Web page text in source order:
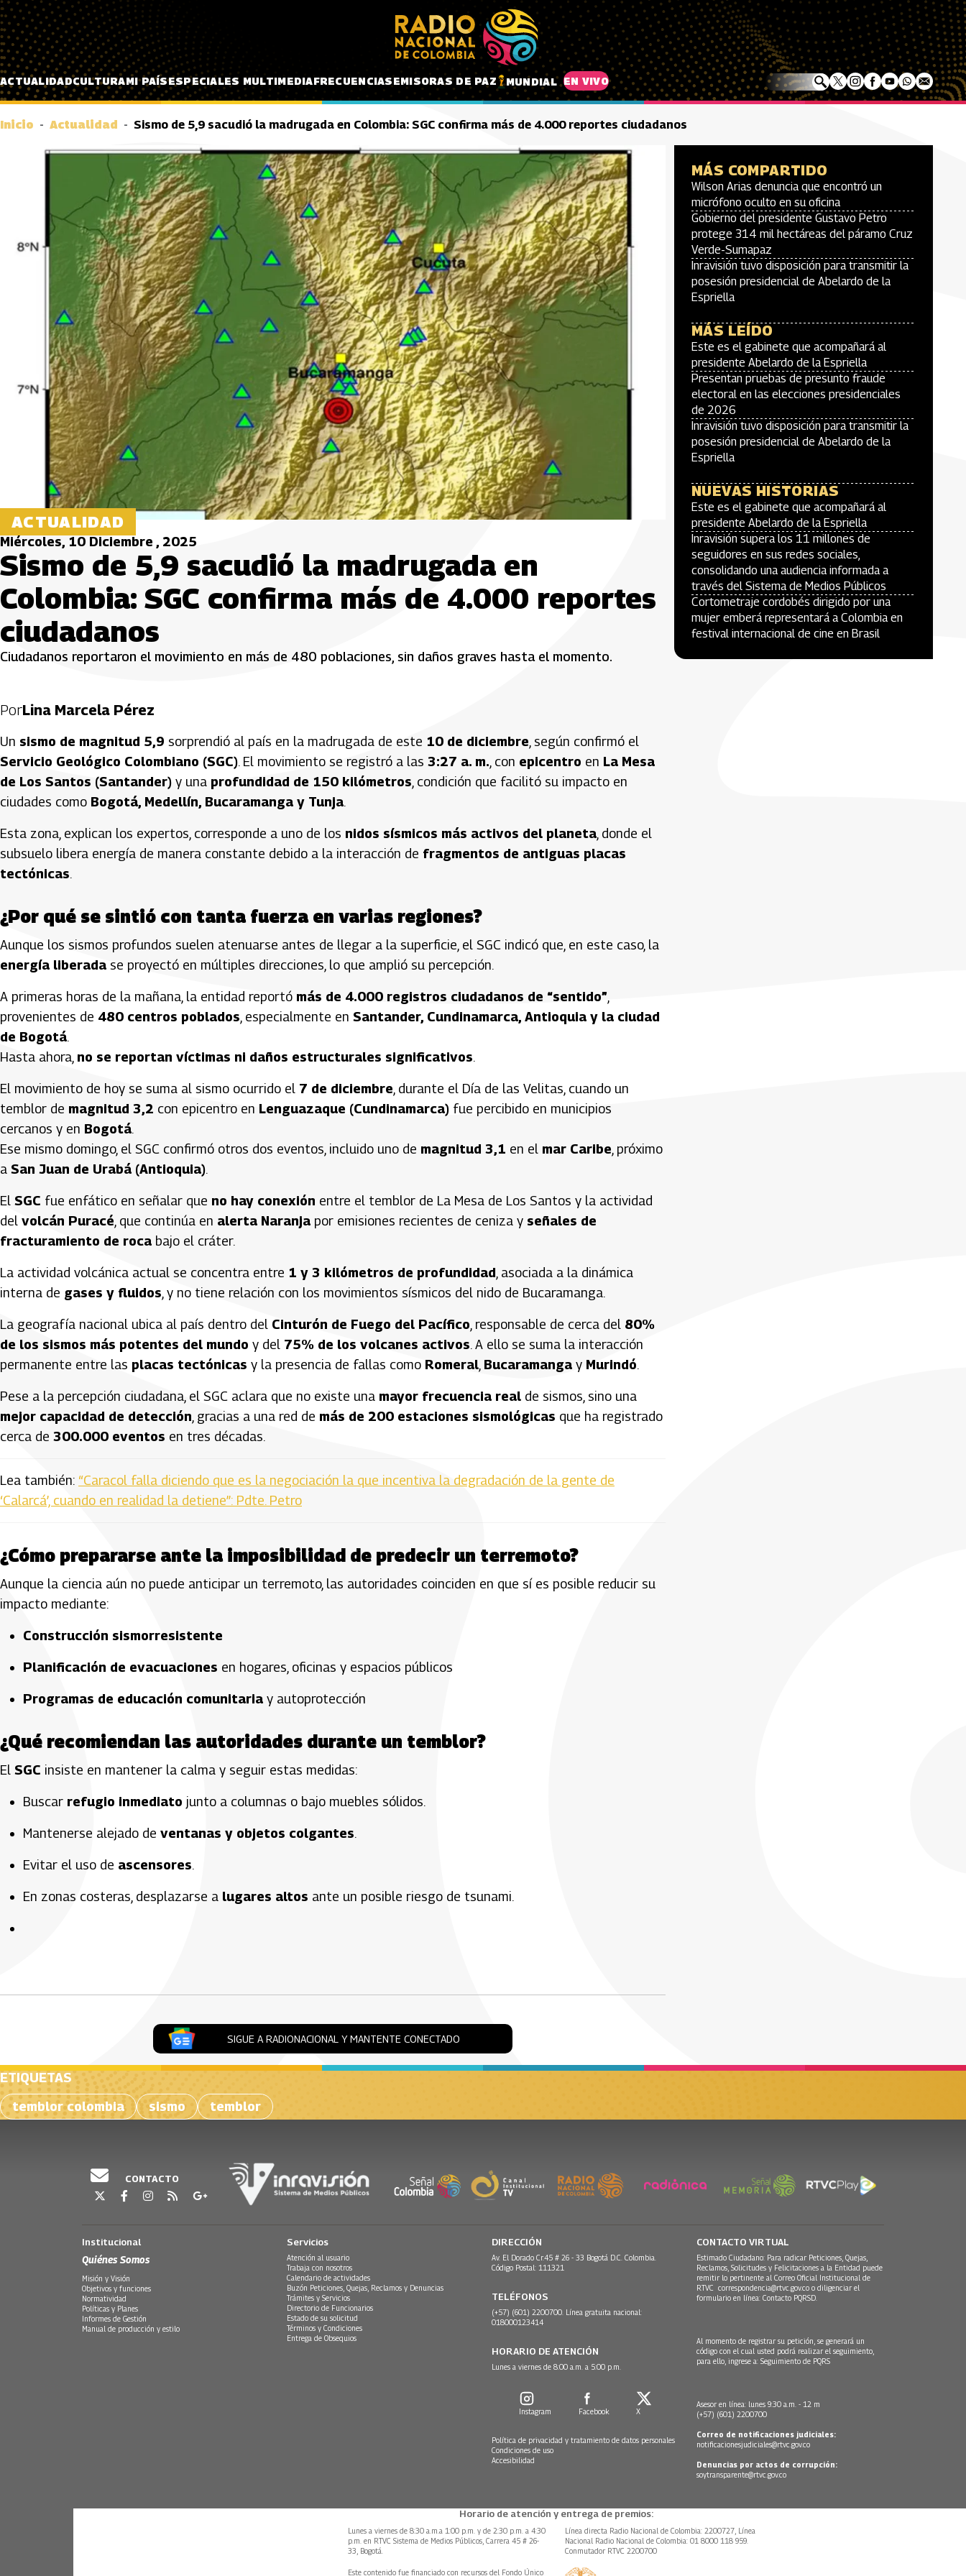
Pasar al contenido principal
ACTUALIDADCULTURAMI PAÍSESPECIALES MULTIMEDIAFRECUENCIASEMISORAS DE PAZ MUNDIAL EN VIVO
Inicio Actualidad Sismo de 5,9 sacudió la madrugada en Colombia: SGC confirma más de 4.000 reportes ciudadanos
ACTUALIDAD
Miércoles, 10 Diciembre , 2025
Sismo de 5,9 sacudió la madrugada en
Colombia: SGC confirma más de 4.000 reportes
ciudadanos
Ciudadanos reportaron el movimiento en más de 480 poblaciones, sin daños graves hasta el momento.
PorLina Marcela Pérez
Un sismo de magnitud 5,9 sorprendió al país en la madrugada de este 10 de diciembre , según confirmó el
Servicio Geológico Colombiano (SGC). El movimiento se registró a las 3:27 a. m. , con epicentro en La Mesa
de Los Santos (Santander) y una profundidad de 150 kilómetros , condición que facilitó su impacto en
ciudades como Bogotá, Medellín, Bucaramanga y Tunja.
Esta zona, explican los expertos, corresponde a uno de los nidos sísmicos más activos del planeta , donde el
subsuelo libera energía de manera constante debido a la interacción de fragmentos de antiguas placas
tectónicas.
¿Por qué se sintió con tanta fuerza en varias regiones?
Aunque los sismos profundos suelen atenuarse antes de llegar a la superficie, el SGC indicó que, en este caso, la
energía liberada se proyectó en múltiples direcciones, lo que amplió su percepción.
A primeras horas de la mañana, la entidad reportó más de 4.000 registros ciudadanos de “sentido”
provenientes de 480 centros poblados , especialmente en Santander, Cundinamarca, Antioquia y la ciudad
de Bogotá.
Hasta ahora, no se reportan víctimas ni daños estructurales significativos.
El movimiento de hoy se suma al sismo ocurrido el 7 de diciembre , durante el Día de las Velitas, cuando un
temblor de magnitud 3,2 con epicentro en Lenguazaque (Cundinamarca) fue percibido en municipios
cercanos y en Bogotá.
Ese mismo domingo, el SGC confirmó otros dos eventos, incluido uno de magnitud 3,1 en el mar Caribe , próximo
a San Juan de Urabá (Antioquia).
El SGC fue enfático en señalar que no hay conexión entre el temblor de La Mesa de Los Santos y la actividad
del volcán Puracé , que continúa en alerta Naranja por emisiones recientes de ceniza y señales de
fracturamiento de roca bajo el cráter.
La actividad volcánica actual se concentra entre 1 y 3 kilómetros de profundidad , asociada a la dinámica
interna de gases y fluidos , y no tiene relación con los movimientos sísmicos del nido de Bucaramanga.
La geografía nacional ubica al país dentro del Cinturón de Fuego del Pacífico , responsable de cerca del 80%
de los sismos más potentes del mundo y del 75% de los volcanes activos. A ello se suma la interacción
permanente entre las placas tectónicas y la presencia de fallas como Romeral Bucaramanga y Murindó.
Pese a la percepción ciudadana, el SGC aclara que no existe una mayor frecuencia real de sismos, sino una
mejor capacidad de detección , gracias a una red de más de 200 estaciones sismológicas que ha registrado
cerca de 300.000 eventos en tres décadas.
Lea también: “Caracol falla diciendo que es la negociación la que incentiva la degradación de la gente de
‘Calarcá’, cuando en realidad la detiene”: Pdte. Petro
¿Cómo prepararse ante la imposibilidad de predecir un terremoto?
Aunque la ciencia aún no puede anticipar un terremoto, las autoridades coinciden en que sí es posible reducir su
impacto mediante:
Construcción sismorresistente
Planificación de evacuaciones en hogares, oficinas y espacios públicos
Programas de educación comunitaria y autoprotección
¿Qué recomiendan las autoridades durante un temblor?
El SGC insiste en mantener la calma y seguir estas medidas:
Buscar refugio inmediato junto a columnas o bajo muebles sólidos.
Mantenerse alejado de ventanas y objetos colgantes.
Evitar el uso de ascensores.
En zonas costeras, desplazarse a lugares altos ante un posible riesgo de tsunami.
SIGUE A RADIONACIONAL Y MANTENTE CONECTADO
MÁS COMPARTIDO
Wilson Arias denuncia que encontró un
micrófono oculto en su oficina
Gobierno del presidente Gustavo Petro
protege 314 mil hectáreas del páramo Cruz
Verde-Sumapaz
Inravisión tuvo disposición para transmitir la
posesión presidencial de Abelardo de la
Espriella
MÁS LEÍDO
Este es el gabinete que acompañará al
presidente Abelardo de la Espriella
Presentan pruebas de presunto fraude
electoral en las elecciones presidenciales
de 2026
Inravisión tuvo disposición para transmitir la
posesión presidencial de Abelardo de la
Espriella
NUEVAS HISTORIAS
Este es el gabinete que acompañará al
presidente Abelardo de la Espriella
Inravisión supera los 11 millones de
seguidores en sus redes sociales,
consolidando una audiencia informada a
través del Sistema de Medios Públicos
Cortometraje cordobés dirigido por una
mujer emberá representará a Colombia en
festival internacional de cine en Brasil
ETIQUETAS
temblor colombia
sismo temblor
CONTACTO
Institucional
Quiénes Somos
Misión y Visión
Objetivos y funciones
Normatividad
Políticas y Planes
Informes de Gestión
Manual de producción y estilo
Servicios
Atención al usuario
Trabaja con nosotros
Calendario de actividades
Buzón Peticiones, Quejas, Reclamos y Denuncias
Trámites y Servicios
Directorio de Funcionarios
Estado de su solicitud
Términos y Condiciones
Entrega de Obsequios
DIRECCIÓN
Av. El Dorado Cr.45 # 26 - 33 Bogotá D.C. Colombia.
Código Postal: 111321
TELÉFONOS
(+57) (601) 2200700. Línea gratuita nacional:
018000123414
HORARIO DE ATENCIÓN
Lunes a viernes de 8:00 a.m. a 5:00 p.m.
Instagram Facebook X
Política de privacidad y tratamiento de datos personales
Condiciones de uso
Accesibilidad
CONTACTO VIRTUAL
Estimado Ciudadano: Para radicar Peticiones, Quejas,
Reclamos, Solicitudes y Felicitaciones a la Entidad puede
remitir lo pertinente al Correo Oficial Institucional de
RTVC correspondencia@rtvc.gov.co o diligenciar el
formulario en línea: Contacto PQRSD.
Al momento de registrar su petición, se generará un
código con el cual usted podrá realizar el seguimiento,
para ello, ingrese a: Seguimiento de PQRS
Asesor en línea: lunes 9:30 a.m. - 12 m
(+57) (601) 2200700
Correo de notificaciones judiciales:
notificacionesjudiciales@rtvc.gov.co
Denuncias por actos de corrupción:
soytransparente@rtvc.gov.co
Horario de atención y entrega de premios:
Lunes a viernes de 8:30 a.m.a 1:00 p.m. y de 2:30 p.m. a 4:30
p.m. en RTVC Sistema de Medios Públicos, Carrera 45 # 26-
33, Bogotá.
Línea directa Radio Nacional de Colombia: 2200727, Línea
Nacional Radio Nacional de Colombia: 01 8000 118 959.
Conmutador RTVC 2200700
Este contenido fue financiado con recursos del Fondo Único